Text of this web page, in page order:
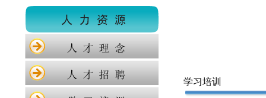
学习培训